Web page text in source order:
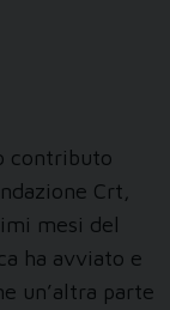
contributo
Crt,
mesi del
ha avviato e
un’altra parte